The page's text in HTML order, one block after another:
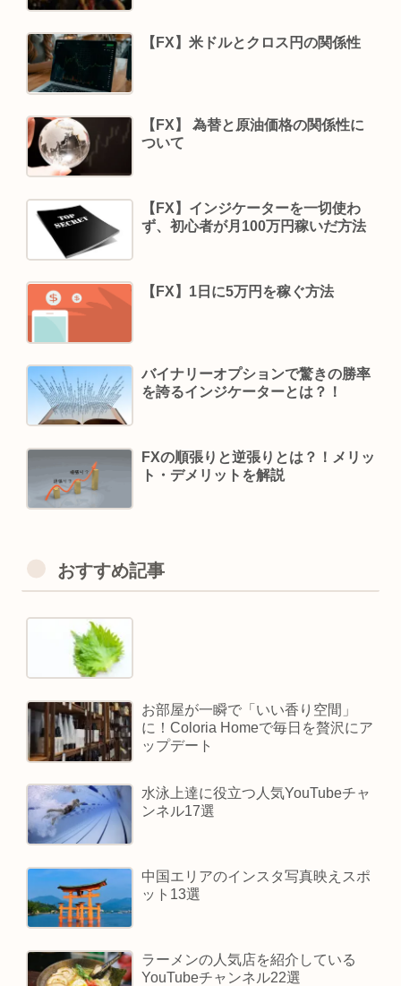
【FX】米ドルとクロス円の関係性
【FX】 為替と原油価格の関係性に
ついて
【FX】インジケーターを一切使わ
ず、初心者が月100万円稼いだ方法
【FX】1日に5万円を稼ぐ方法
バイナリーオプションで驚きの勝率
を誇るインジケーターとは？！
FXの順張りと逆張りとは？！メリッ
ト・デメリットを解説
おすすめ記事
お部屋が一瞬で「いい香り空間」
に！Coloria Homeで毎日を贅沢にア
ップデート
水泳上達に役立つ人気YouTubeチャ
ンネル17選
中国エリアのインスタ写真映えスポ
ット13選
ラーメンの人気店を紹介している
YouTubeチャンネル22選